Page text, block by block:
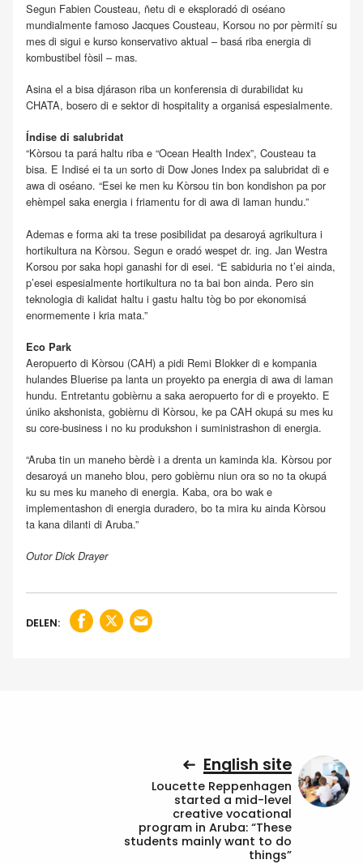
Segun Fabien Cousteau, ñetu di e eksploradó di oséano
mundialmente famoso Jacques Cousteau, Korsou no por pèrmití su
mes di sigui e kurso konservativo aktual – basá riba energia di
kombustibel fòsil – mas.
Asina el a bisa djárason riba un konferensia di durabilidat ku
CHATA, bosero di e sektor di hospitality a organisá espesialmente.
Índise di salubridat
“Kòrsou ta pará haltu riba e “Ocean Health Index”, Cousteau ta
bisa. E Indisé ei ta un sorto di Dow Jones Index pa salubridat di e
awa di oséano. “Esei ke men ku Kòrsou tin bon kondishon pa por
ehèmpel saka energia i friamentu for di awa di laman hundu.”
Ademas e forma aki ta trese posibilidat pa desaroyá agrikultura i
hortikultura na Kòrsou. Segun e oradó wespet dr. ing. Jan Westra
Korsou por saka hopi ganashi for di esei. “E sabiduria no t’ei ainda,
p’esei espesialmente hortikultura no ta bai bon ainda. Pero sin
teknologia di kalidat haltu i gastu haltu tòg bo por ekonomisá
enormemente i kria mata.”
Eco Park
Aeropuerto di Kòrsou (CAH) a pidi Remi Blokker di e kompania
hulandes Bluerise pa lanta un proyekto pa energia di awa di laman
hundu. Entretantu gobièrnu a saka aeropuerto for di e proyekto. E
úniko akshonista, gobièrnu di Kòrsou, ke pa CAH okupá su mes ku
su core-business i no ku produkshon i suministrashon di energia.
“Aruba tin un maneho bèrdè i a drenta un kaminda kla. Kòrsou por
desaroyá un maneho blou, pero gobièrnu niun ora so no ta okupá
ku su mes ku maneho di energia. Kaba, ora bo wak e
implementashon di energia duradero, bo ta mira ku ainda Kòrsou
ta kana dilanti di Aruba.”
Outor Dick Drayer
DELEN:
English site
Loucette Reppenhagen
started a mid-level
creative vocational
program in Aruba: “These
students mainly want to do
things”